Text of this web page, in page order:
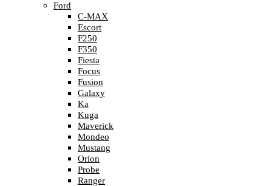
Ford
C-MAX
Escort
F250
F350
Fiesta
Focus
Fusion
Galaxy
Ka
Kuga
Maverick
Mondeo
Mustang
Orion
Probe
Ranger